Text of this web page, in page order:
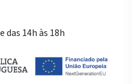
das 14h às 18h